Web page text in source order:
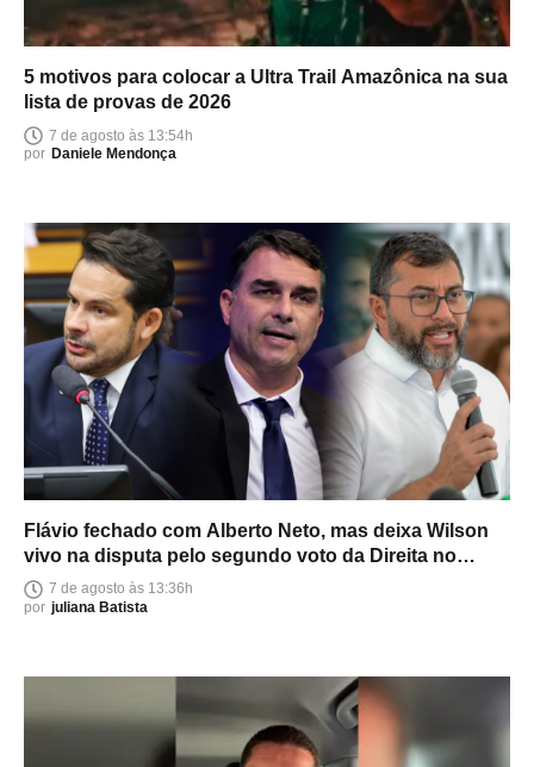
5 motivos para colocar a Ultra Trail Amazônica na sua
lista de provas de 2026
7 de agosto às 13:54h
por Daniele Mendonça
Flávio fechado com Alberto Neto, mas deixa Wilson
vivo na disputa pelo segundo voto da Direita no
Amazonas
7 de agosto às 13:36h
por juliana Batista